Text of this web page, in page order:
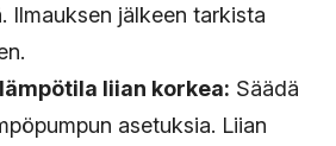
Ilmauksen jälkeen tarkista
liian korkea: Säädä
asetuksia. Liian